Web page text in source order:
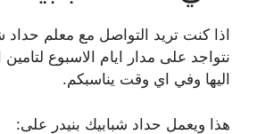
اذا كنت تريد التواصل مع معلم حداد
نتواجد على مدار ايام الاسبوع
اليها وفي اي وقت يناسبكم.
هذا ويعمل حداد شبابيك بنيدر على: